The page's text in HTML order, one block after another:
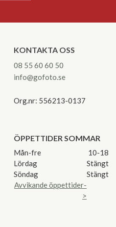
KONTAKTA OSS
08 55 60 60 50
info@gofoto.se
Org.nr: 556213-0137
ÖPPETTIDER SOMMAR
Mån-fre
10-18
Lördag
Stängt
Söndag
Stängt
Avvikande öppettider-
>